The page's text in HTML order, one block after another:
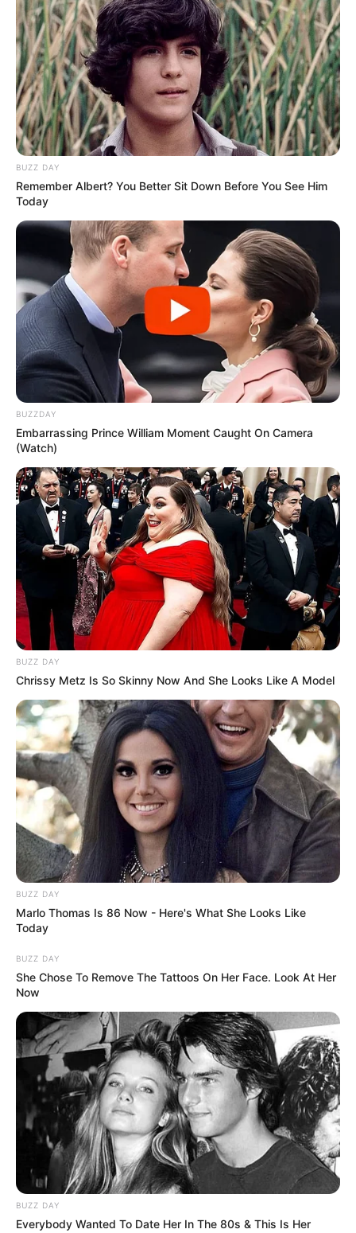
BUZZ DAY
Remember Albert? You Better Sit Down Before You See Him
Today
BUZZDAY
Embarrassing Prince William Moment Caught On Camera
(Watch)
BUZZ DAY
Chrissy Metz Is So Skinny Now And She Looks Like A Model
BUZZ DAY
Marlo Thomas Is 86 Now - Here's What She Looks Like
Today
BUZZ DAY
She Chose To Remove The Tattoos On Her Face. Look At Her
Now
BUZZ DAY
Everybody Wanted To Date Her In The 80s & This Is Her